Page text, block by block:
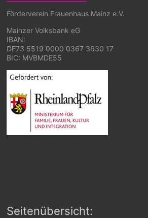
Förderverein Frauenhaus Mainz e.V.
Mainzer Volksbank eG
IBAN:
DE73 5519 0000 0367 3630 17
BIC: MVBMDE55
Seitenübersicht: